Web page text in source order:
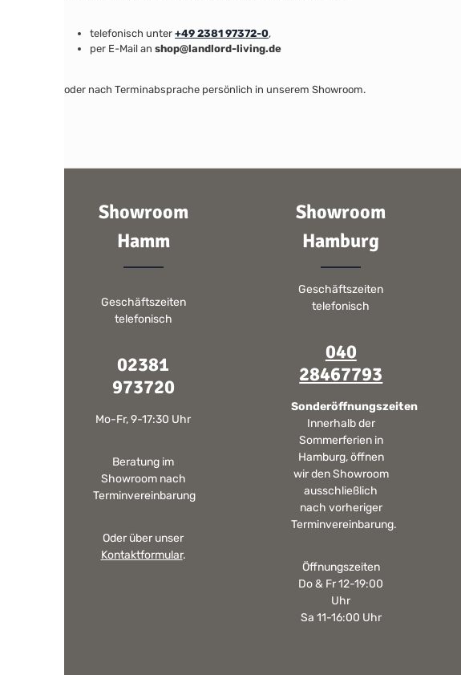
telefonisch unter +49 2381 97372-0,
per E-Mail an shop@landlord-living.de
oder nach Terminabsprache persönlich in unserem Showroom.
Showroom
Hamm
Geschäftszeiten
telefonisch
02381
973720
Mo-Fr, 9-17:30 Uhr
Beratung im
Showroom nach
Terminvereinbarung
Oder über unser
Kontaktformular.
Showroom
Hamburg
Geschäftszeiten
telefonisch
040
28467793
Sonderöffnungszeiten
Innerhalb der
Sommerferien in
Hamburg, öffnen
wir den Showroom
ausschließlich
nach vorheriger
Terminvereinbarung.
Öffnungszeiten
Do & Fr 12-19:00
Uhr
Sa 11-16:00 Uhr